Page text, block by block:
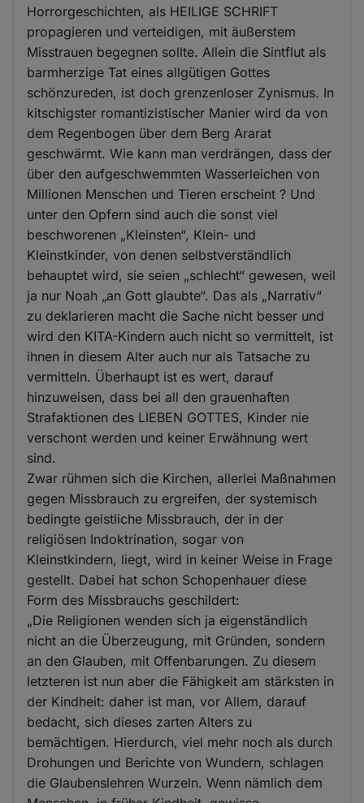
Horrorgeschichten, als HEILIGE SCHRIFT
propagieren und verteidigen, mit äußerstem
Misstrauen begegnen sollte. Allein die Sintflut als
barmherzige Tat eines allgütigen Gottes
schönzureden, ist doch grenzenloser Zynismus. In
kitschigster romantizistischer Manier wird da von
dem Regenbogen über dem Berg Ararat
geschwärmt. Wie kann man verdrängen, dass der
über den aufgeschwemmten Wasserleichen von
Millionen Menschen und Tieren erscheint ? Und
unter den Opfern sind auch die sonst viel
beschworenen „Kleinsten“, Klein- und
Kleinstkinder, von denen selbstverständlich
behauptet wird, sie seien „schlecht“ gewesen, weil
ja nur Noah „an Gott glaubte“. Das als „Narrativ“
zu deklarieren macht die Sache nicht besser und
wird den KITA-Kindern auch nicht so vermittelt, ist
ihnen in diesem Alter auch nur als Tatsache zu
vermitteln. Überhaupt ist es wert, darauf
hinzuweisen, dass bei all den grauenhaften
Strafaktionen des LIEBEN GOTTES, Kinder nie
verschont werden und keiner Erwähnung wert
sind.
Zwar rühmen sich die Kirchen, allerlei Maßnahmen
gegen Missbrauch zu ergreifen, der systemisch
bedingte geistliche Missbrauch, der in der
religiösen Indoktrination, sogar von
Kleinstkindern, liegt, wird in keiner Weise in Frage
gestellt. Dabei hat schon Schopenhauer diese
Form des Missbrauchs geschildert:
„Die Religionen wenden sich ja eigenständlich
nicht an die Überzeugung, mit Gründen, sondern
an den Glauben, mit Offenbarungen. Zu diesem
letzteren ist nun aber die Fähigkeit am stärksten in
der Kindheit: daher ist man, vor Allem, darauf
bedacht, sich dieses zarten Alters zu
bemächtigen. Hierdurch, viel mehr noch als durch
Drohungen und Berichte von Wundern, schlagen
die Glaubenslehren Wurzeln. Wenn nämlich dem